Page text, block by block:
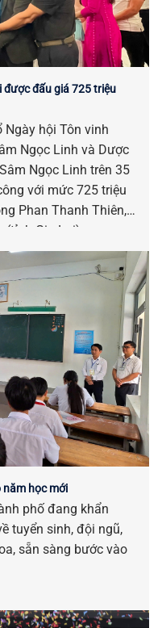
được đấu giá 725 triệu
Ngày hội Tôn vinh
Ngọc Linh và Dược
Ngọc Linh trên 35
với mức 725 triệu
Phan Thanh Thiên,
Gia Lai).
năm học mới
phố đang khẩn
tuyển sinh, đội ngũ,
sẵn sàng bước vào